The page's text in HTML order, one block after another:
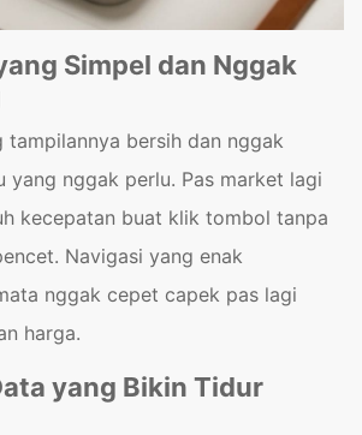
Simpel dan Nggak
tampilannya bersih dan nggak
yang nggak perlu. Pas market lagi
kecepatan buat klik tombol tanpa
Navigasi yang enak
nggak cepet capek pas lagi
harga.
yang Bikin Tidur